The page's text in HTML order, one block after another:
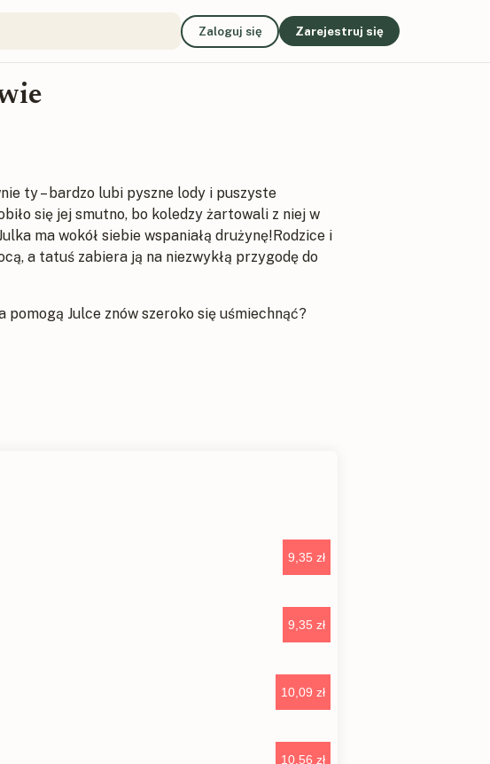
Zaloguj się Zarejestruj się
ty – bardzo lubi pyszne lody i puszyste
się jej smutno, bo koledzy żartowali z niej w
ma wokół siebie wspaniałą drużynę!Rodzice i
a tatuś zabiera ją na niezwykłą przygodę do
pomogą Julce znów szeroko się uśmiechnąć?